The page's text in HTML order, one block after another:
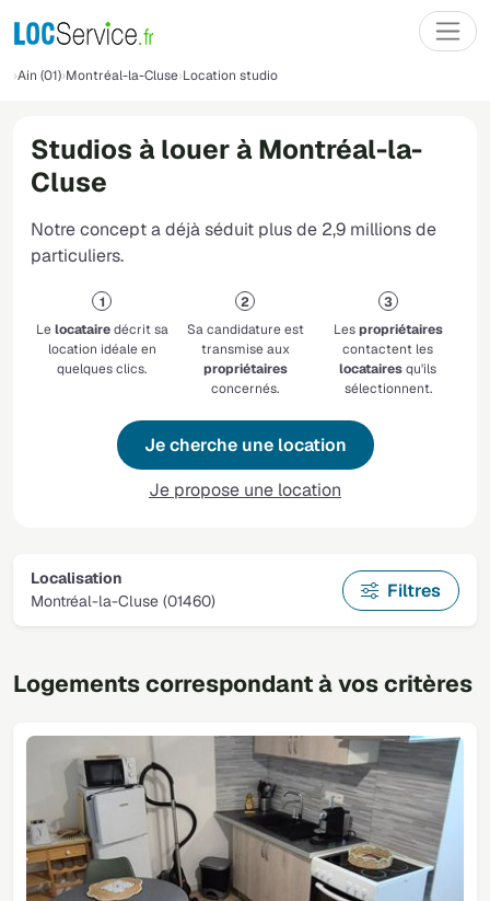
Ain (01) Montréal-la-Cluse Location studio
Studios à louer à Montréal-la-
Cluse
Notre concept a déjà séduit plus de 2,9 millions de
particuliers.
Lelocatairedécrit sa
location idéale en
quelques clics.
Sa candidature est
transmise aux
propriétaires
concernés.
Lespropriétaires
contactent les
locatairesqu'ils
sélectionnent.
Je cherche une location
Je propose une location
Localisation
Montréal-la-Cluse (01460)
Filtres
Logements correspondant à vos critères